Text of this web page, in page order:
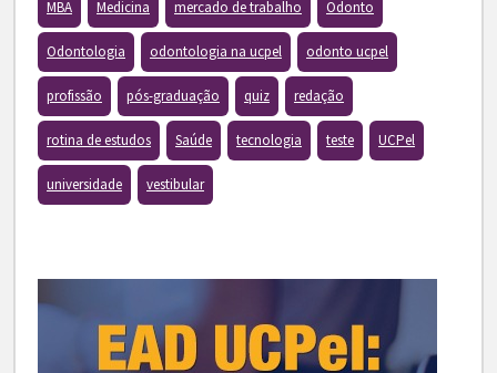
MBA Medicina mercado de trabalho Odonto
Odontologia odontologia na ucpel odonto ucpel
profissão pós-graduação quiz redação
rotina de estudos Saúde tecnologia teste UCPel
universidade vestibular